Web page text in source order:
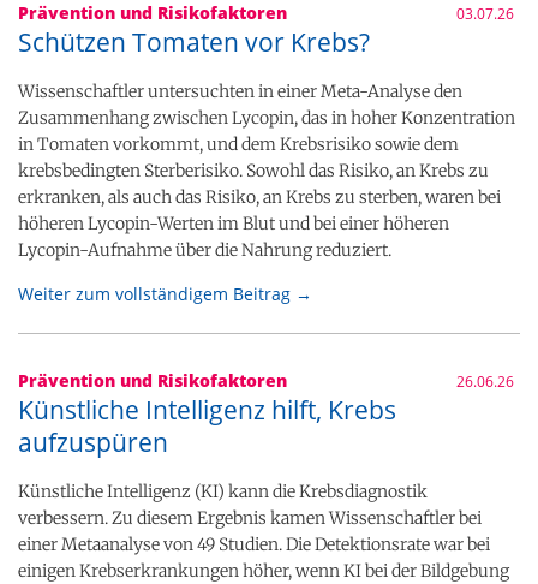
Prävention und Risikofaktoren 03.07.26
Schützen Tomaten vor Krebs?
Wissenschaftler untersuchten in einer Meta-Analyse den
Zusammenhang zwischen Lycopin, das in hoher Konzentration
in Tomaten vorkommt, und dem Krebsrisiko sowie dem
krebsbedingten Sterberisiko. Sowohl das Risiko, an Krebs zu
erkranken, als auch das Risiko, an Krebs zu sterben, waren bei
höheren Lycopin-Werten im Blut und bei einer höheren
Lycopin-Aufnahme über die Nahrung reduziert.
Weiter zum vollständigem Beitrag →
Prävention und Risikofaktoren 26.06.26
Künstliche Intelligenz hilft, Krebs
aufzuspüren
Künstliche Intelligenz (KI) kann die Krebsdiagnostik
verbessern. Zu diesem Ergebnis kamen Wissenschaftler bei
einer Metaanalyse von 49 Studien. Die Detektionsrate war bei
einigen Krebserkrankungen höher, wenn KI bei der Bildgebung